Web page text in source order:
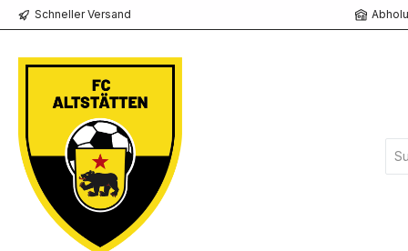
Zur Hauptnavigation springen
Schneller Versand